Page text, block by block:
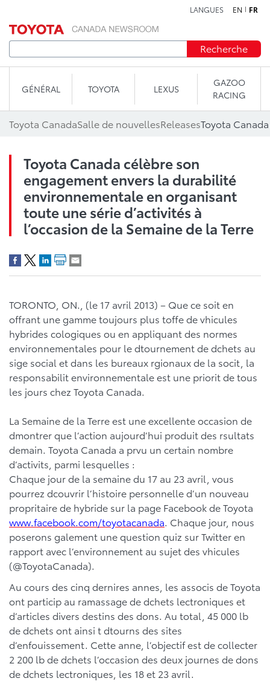
LANGUES EN FR
Recherche
GÉNÉRAL TOYOTA LEXUS
GAZOO
RACING
Toyota CanadaSalle de nouvellesReleases
Toyota Canada célèbre son
engagement envers la durabilité
environnementale en organisant
toute une série d’activités à
l’occasion de la Semaine de la Terre
TORONTO, ON., (le 17 avril 2013) – Que ce soit en
offrant une gamme toujours plus toffe de vhicules
hybrides cologiques ou en appliquant des normes
environnementales pour le dtournement de dchets au
sige social et dans les bureaux rgionaux de la socit, la
responsabilit environnementale est une priorit de tous
les jours chez Toyota Canada.
La Semaine de la Terre est une excellente occasion de
dmontrer que l’action aujourd’hui produit des rsultats
demain. Toyota Canada a prvu un certain nombre
d’activits, parmi lesquelles :
Chaque jour de la semaine du 17 au 23 avril, vous
pourrez dcouvrir l’histoire personnelle d’un nouveau
propritaire de hybride sur la page Facebook de Toyota
www.facebook.com/toyotacanada. Chaque jour, nous
poserons galement une question quiz sur Twitter en
rapport avec l’environnement au sujet des vhicules
(@ToyotaCanada).
Au cours des cinq dernires annes, les associs de Toyota
ont particip au ramassage de dchets lectroniques et
d’articles divers destins des dons. Au total, 45 000 lb
de dchets ont ainsi t dtourns des sites
d’enfouissement. Cette anne, l’objectif est de collecter
2 200 lb de dchets l’occasion des deux journes de dons
de dchets lectroniques, les 18 et 23 avril.